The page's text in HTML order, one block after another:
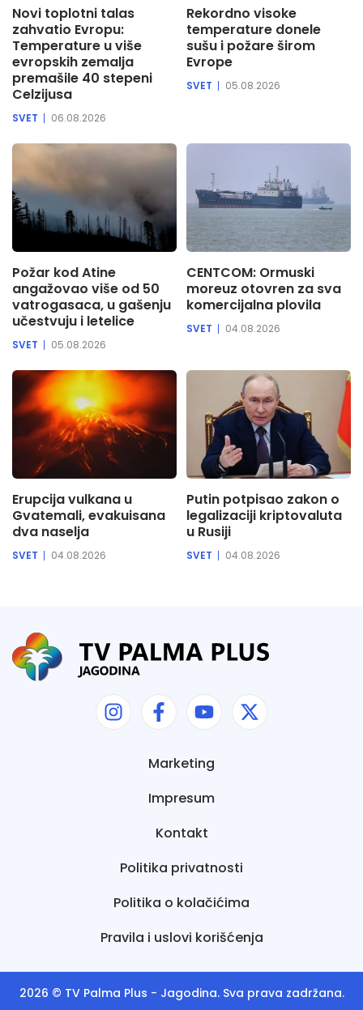
Novi toplotni talas
zahvatio Evropu:
Temperature u više
evropskih zemalja
premašile 40 stepeni
Celzijusa
SVET 06.08.2026
Rekordno visoke
temperature donele
sušu i požare širom
Evrope
SVET 05.08.2026
Požar kod Atine
angažovao više od 50
vatrogasaca, u gašenju
učestvuju i letelice
SVET 05.08.2026
CENTCOM: Ormuski
moreuz otovren za sva
komercijalna plovila
SVET 04.08.2026
Erupcija vulkana u
Gvatemali, evakuisana
dva naselja
SVET 04.08.2026
Putin potpisao zakon o
legalizaciji kriptovaluta
u Rusiji
SVET 04.08.2026
Marketing
Impresum
Kontakt
Politika privatnosti
Politika o kolačićima
Pravila i uslovi korišćenja
2026 © TV Palma Plus - Jagodina. Sva prava zadržana.